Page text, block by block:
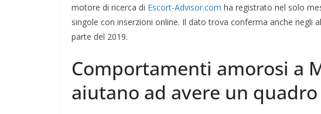
motore di ricerca di Escort-Advisor.com ha registrato nel solo
singole con inserzioni online. Il dato trova conferma anche negli
parte del 2019.
Comportamenti amorosi a
aiutano ad avere un